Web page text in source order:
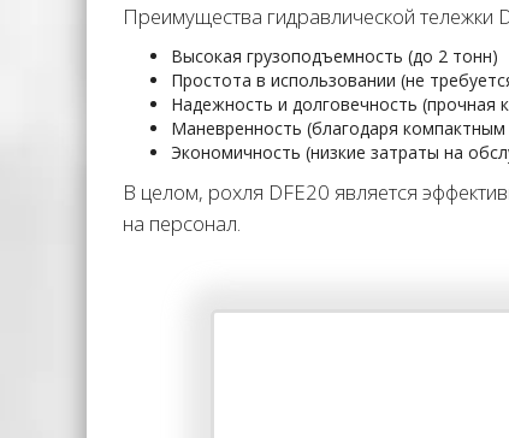
Преимущества гидравлической тележки
Высокая грузоподъемность (до 2 тонн)
Простота в использовании (не
Надежность и долговечность (прочная
Маневренность (благодаря
Экономичность (низкие затраты на
В целом, рохля DFE20 является
на персонал.